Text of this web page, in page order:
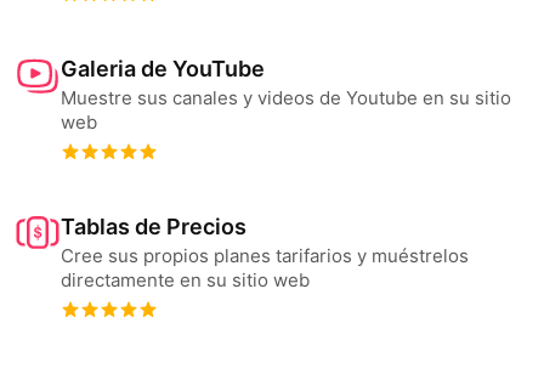
Galeria de YouTube
Muestre sus canales y videos de Youtube en su sitio
web
Tablas de Precios
Cree sus propios planes tarifarios y muéstrelos
directamente en su sitio web